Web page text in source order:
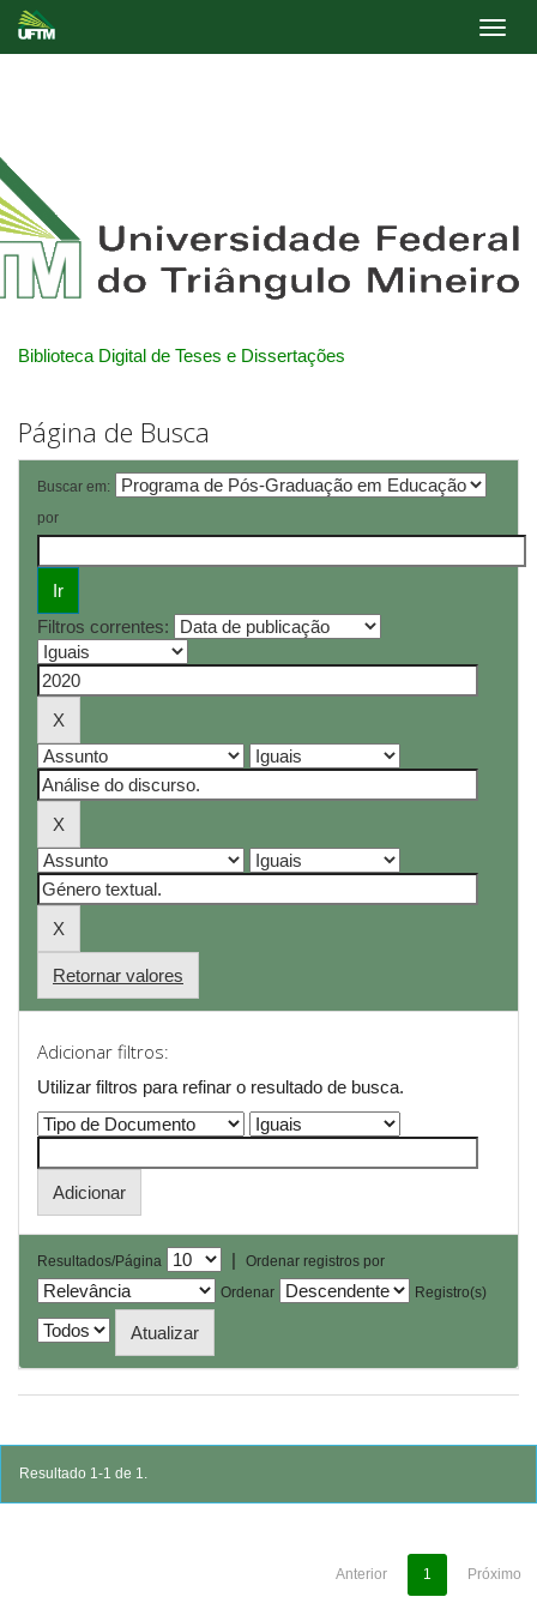
Biblioteca Digital de Teses e Dissertações
Página de Busca
Buscar em:
por
Filtros correntes:
Retornar valores
Adicionar filtros:
Utilizar filtros para refinar o resultado de busca.
Resultados/Página |
Ordenar registros por
Ordenar
Registro(s)
Resultado 1-1 de 1.
Anterior 1 Próximo